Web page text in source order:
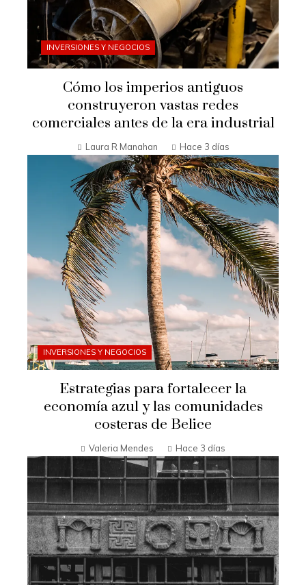
INVERSIONES Y NEGOCIOS
Cómo los imperios antiguos
construyeron vastas redes
comerciales antes de la era industrial
Laura R Manahan Hace 3 días
INVERSIONES Y NEGOCIOS
Estrategias para fortalecer la
economía azul y las comunidades
costeras de Belice
Valeria Mendes Hace 3 días